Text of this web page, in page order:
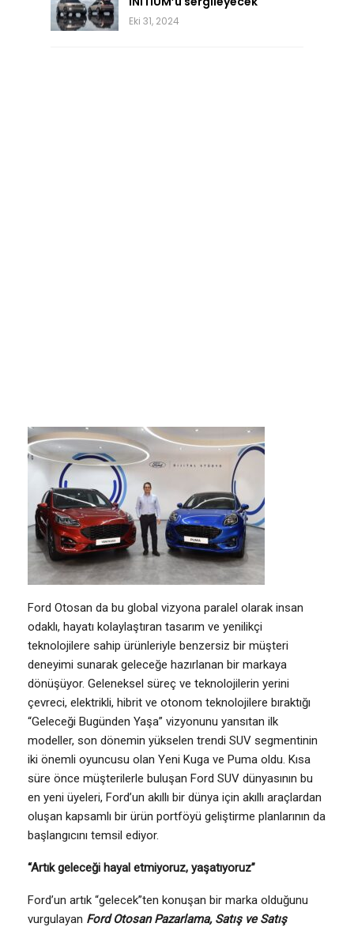
Eki 31, 2024
Ford Otosan da bu global vizyona paralel olarak insan
odaklı, hayatı kolaylaştıran tasarım ve yenilikçi
teknolojilere sahip ürünleriyle benzersiz bir müşteri
deneyimi sunarak geleceğe hazırlanan bir markaya
dönüşüyor. Geleneksel süreç ve teknolojilerin yerini
çevreci, elektrikli, hibrit ve otonom teknolojilere bıraktığı
“Geleceği Bugünden Yaşa” vizyonunu yansıtan ilk
modeller, son dönemin yükselen trendi SUV segmentinin
iki önemli oyuncusu olan Yeni Kuga ve Puma oldu. Kısa
süre önce müşterilerle buluşan Ford SUV dünyasının bu
en yeni üyeleri, Ford’un akıllı bir dünya için akıllı araçlardan
oluşan kapsamlı bir ürün portföyü geliştirme planlarının da
başlangıcını temsil ediyor.
“Artık geleceği hayal etmiyoruz, yaşatıyoruz”
Ford’un artık “gelecek”ten konuşan bir marka olduğunu
vurgulayan Ford Otosan Pazarlama, Satış ve Satış